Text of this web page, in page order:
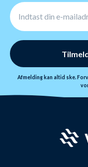
Afmelding kan altid ske.